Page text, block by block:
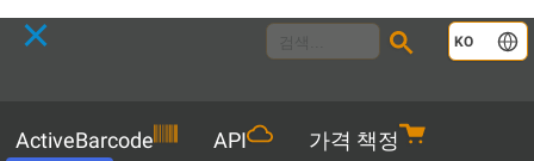
KO
ActiveBarcode API
가격 책정